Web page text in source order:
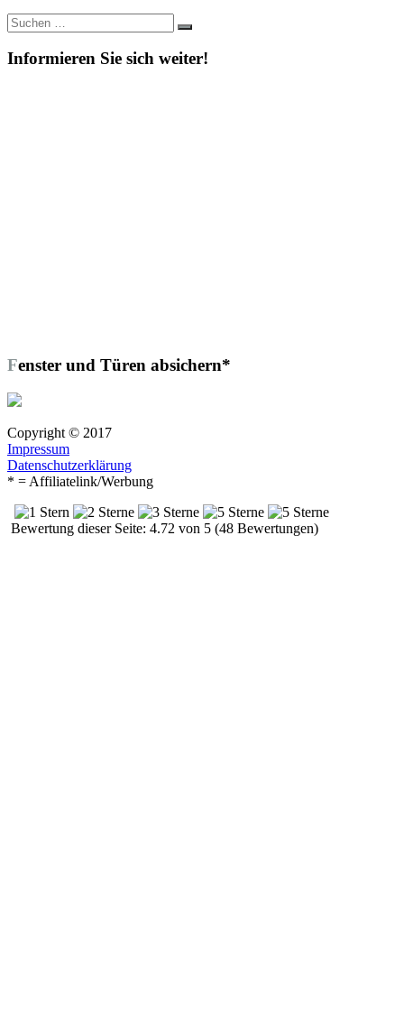
Suche
nach:
Suchen
Informieren Sie sich weiter!
Fenster und Türen absichern*
Copyright © 2017
Impressum
Datenschutzerklärung
* = Affiliatelink/Werbung
Bewertung dieser Seite: 4.72 von 5 (48 Bewertungen)